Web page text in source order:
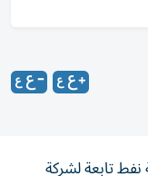
تابعة لشركة